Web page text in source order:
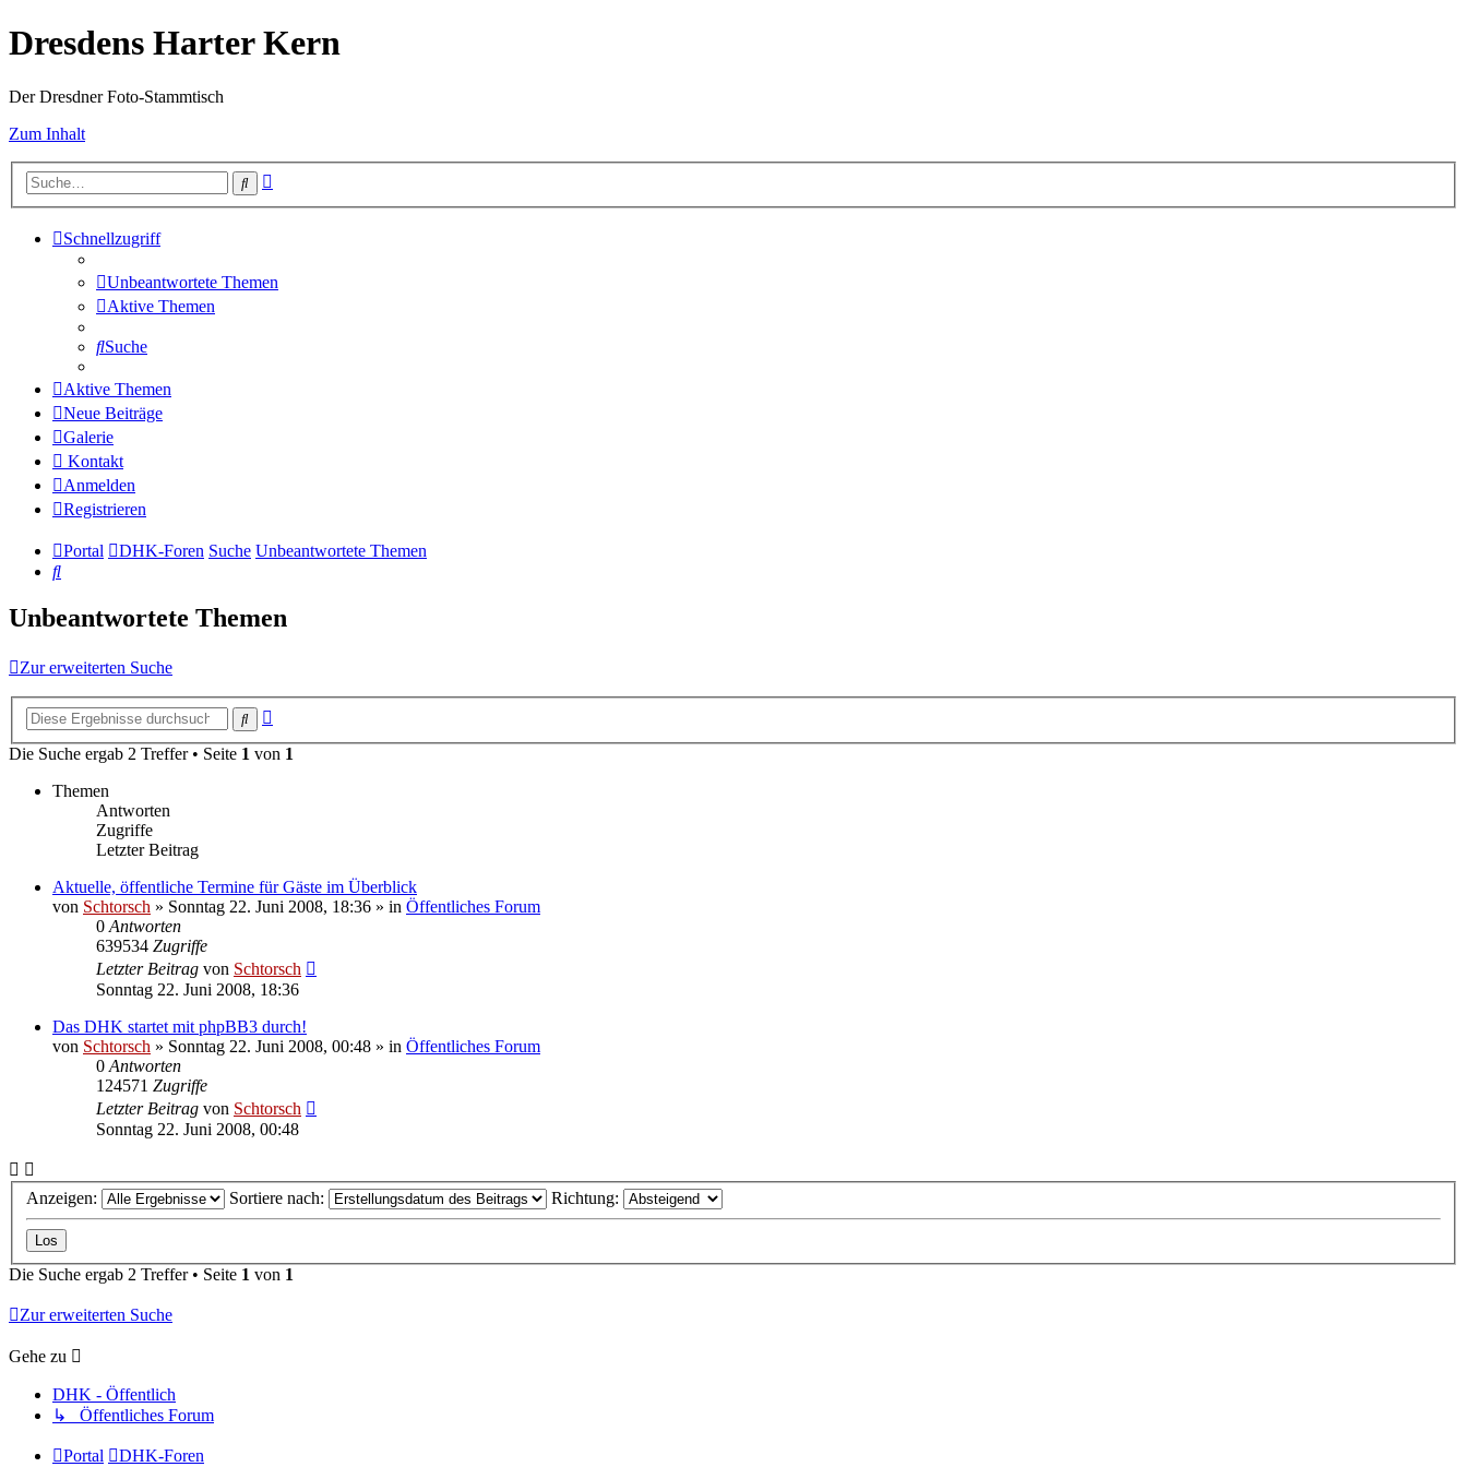
Dresdens Harter Kern
Der Dresdner Foto-Stammtisch
Zum Inhalt
Suche
Schnellzugriff
Unbeantwortete Themen
Aktive Themen
Suche
Aktive Themen
Neue Beiträge
Galerie
Kontakt
Anmelden
Registrieren
Portal DHK-Foren Suche Unbeantwortete Themen
Suche
Unbeantwortete Themen
Zur erweiterten Suche
Suche
Die Suche ergab 2 Treffer • Seite 1 von 1
Themen
Antworten
Zugriffe
Letzter Beitrag
Aktuelle, öffentliche Termine für Gäste im Überblick
von Schtorsch » Sonntag 22. Juni 2008, 18:36 » in Öffentliches Forum
0 Antworten
639534 Zugriffe
Letzter Beitrag von Schtorsch
Sonntag 22. Juni 2008, 18:36
Das DHK startet mit phpBB3 durch!
von Schtorsch » Sonntag 22. Juni 2008, 00:48 » in Öffentliches Forum
0 Antworten
124571 Zugriffe
Letzter Beitrag von Schtorsch
Sonntag 22. Juni 2008, 00:48
Anzeigen: Sortiere nach: Richtung:
Die Suche ergab 2 Treffer • Seite 1 von 1
Zur erweiterten Suche
Gehe zu
DHK - Öffentlich
↳ Öffentliches Forum
Portal DHK-Foren